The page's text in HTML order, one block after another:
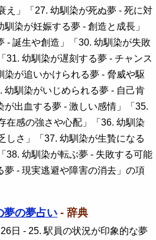
え」「27. 幼馴染が死ぬ夢 - 死に対
染が妊娠する夢 - 創造と成長」
- 誕生や創造」「30. 幼馴染が失敗
31. 幼馴染が遅刻する夢 - チャンス
染が追いかけられる夢 - 脅威や駆
幼馴染がいじめられる夢 - 自己肯
が出血する夢 - 激しい感情」「35.
在感の強さや心配」「36. 幼馴染
しさ」「37. 幼馴染が生贄になる
38. 幼馴染が転ぶ夢 - 失敗する可能
夢 - 現実逃避や障害の消去」の項
夢の夢占い - 辞典
日 - 25. 駅員の状況が印象的な夢